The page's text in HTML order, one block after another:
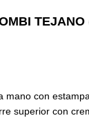
TEJANO
mano con
superior con